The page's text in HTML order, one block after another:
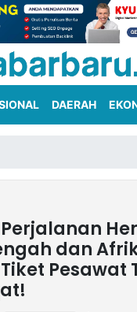
DAERAH
dan
Pesawat